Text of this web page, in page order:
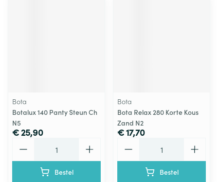
Bota
Botalux 140 Panty Steun Ch
N5
€ 25,90
Bestel
Bota
Bota Relax 280 Korte Kous
Zand N2
€ 17,70
Bestel